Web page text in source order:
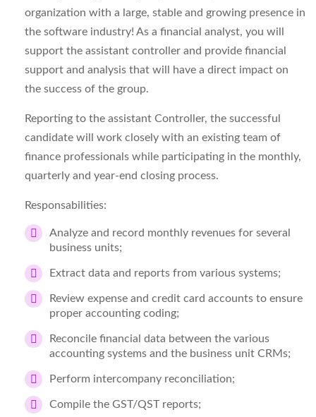
organization with a large, stable and growing presence in
the software industry! As a financial analyst, you will
support the assistant controller and provide financial
support and analysis that will have a direct impact on
the success of the group.
Reporting to the assistant Controller, the successful
candidate will work closely with an existing team of
finance professionals while participating in the monthly,
quarterly and year-end closing process.
Responsabilities:
Analyze and record monthly revenues for several
business units;
Extract data and reports from various systems;
Review expense and credit card accounts to ensure
proper accounting coding;
Reconcile financial data between the various
accounting systems and the business unit CRMs;
Perform intercompany reconciliation;
Compile the GST/QST reports;